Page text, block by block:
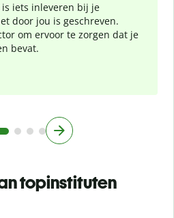
iets inleveren bij je
door jou is geschreven.
om ervoor te zorgen dat je
bevat.
topinstituten